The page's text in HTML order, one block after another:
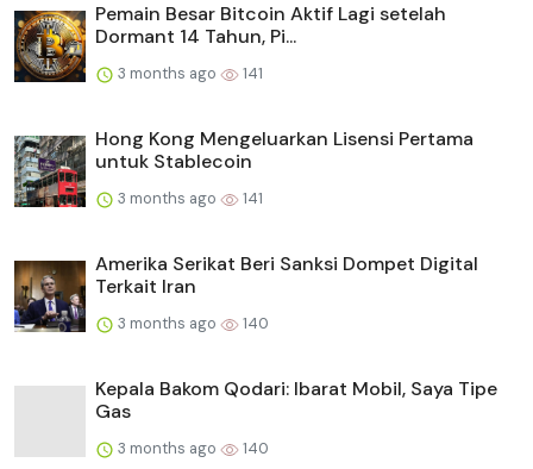
Pemain Besar Bitcoin Aktif Lagi setelah
Dormant 14 Tahun, Pi...
3 months ago 141
Hong Kong Mengeluarkan Lisensi Pertama
untuk Stablecoin
3 months ago 141
Amerika Serikat Beri Sanksi Dompet Digital
Terkait Iran
3 months ago 140
Kepala Bakom Qodari: Ibarat Mobil, Saya Tipe
Gas
3 months ago 140